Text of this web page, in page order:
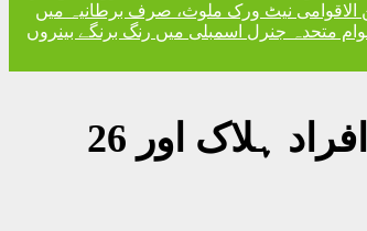
الاقوامی نیٹ ورک ملوث، صرف برطانیہ میں
متحدہ جنرل اسمبلی میں رنگ برنگے بینروں
ٹیکساس کے شہر ایل پاسو میں ایک شاپنگ مارٹ میں فائرنگ سے 20 افراد ہلاک اور 26